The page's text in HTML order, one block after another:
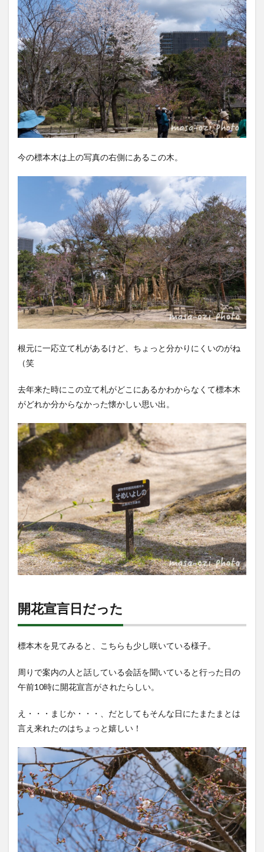
っと
だけ
ギャ
ラリ
ー
5
最後
に
6
情報
紹介
6.1
園
今の標本木は上の写真の右側にあるこの木。
根元に一応立て札があるけど、ちょっと分かりにくいのがね
（笑
去年来た時にこの立て札がどこにあるかわからなくて標本木
がどれか分からなかった懐かしい思い出。
開花宣言日だった
標本木を見てみると、こちらも少し咲いている様子。
周りで案内の人と話している会話を聞いていると行った日の
午前10時に開花宣言がされたらしい。
え・・・まじか・・・、だとしてもそんな日にたまたまとは
言え来れたのはちょっと嬉しい！